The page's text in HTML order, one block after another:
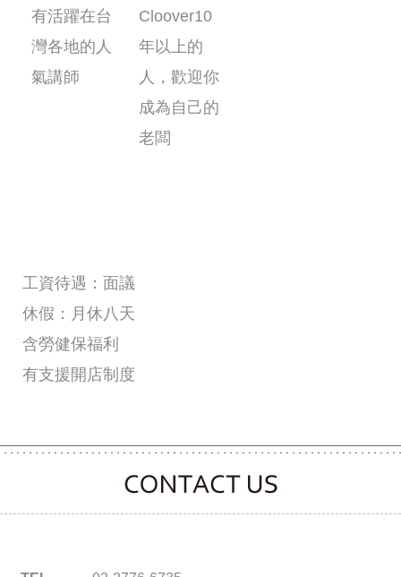
有活躍在台
灣各地的人
氣講師
Cloover10
年以上的
人，歡迎你
成為自己的
老闆
工資待遇：面議
休假：月休八天
含勞健保福利
有支援開店制度
CONTACT CLOOVER